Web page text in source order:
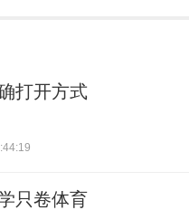
打开方式
只卷体育